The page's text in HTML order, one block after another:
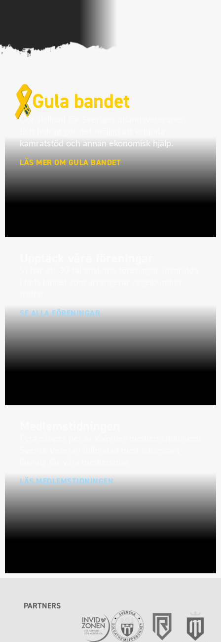
Gula bandet
Gör skillnad för Sveriges utlandsveteraner.
kamratstöd och annan ekonomisk hjälp.
LÄS MER OM GULA BANDET
SE ALLA FÖRENINGAR
LÄS MEDLEMSTIDNINGEN
PARTNERS